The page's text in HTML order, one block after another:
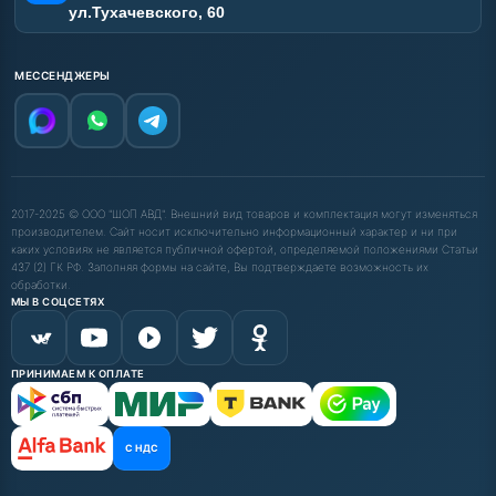
ул.Тухачевского, 60
МЕССЕНДЖЕРЫ
2017-2025 © ООО "ШОП АВД". Внешний вид товаров и комплектация могут изменяться
производителем. Сайт носит исключительно информационный характер и ни при
каких условиях не является публичной офертой, определяемой положениями Статьи
437 (2) ГК РФ. Заполняя формы на сайте, Вы подтверждаете возможность их
обработки.
МЫ В СОЦСЕТЯХ
ПРИНИМАЕМ К ОПЛАТЕ
С НДС